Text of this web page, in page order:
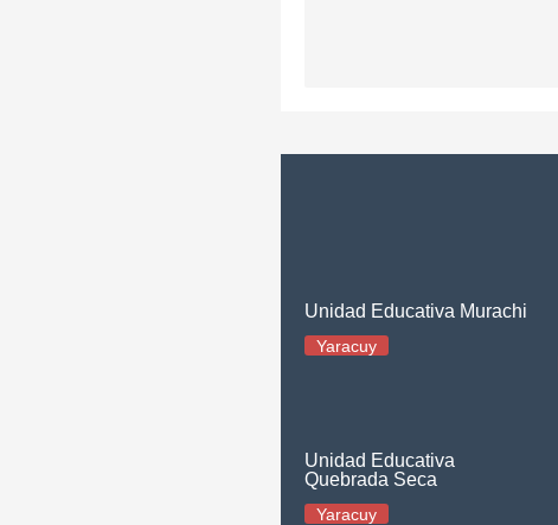
Unidad Educativa Murachi
Yaracuy
Unidad Educativa
Quebrada Seca
Yaracuy